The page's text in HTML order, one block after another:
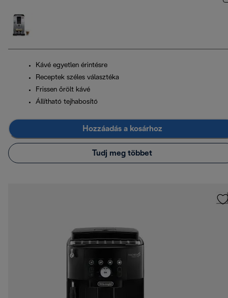
Kávé egyetlen érintésre
Receptek széles választéka
Frissen őrölt kávé
Állítható tejhabosító
Hozzáadás a kosárhoz
Tudj meg többet